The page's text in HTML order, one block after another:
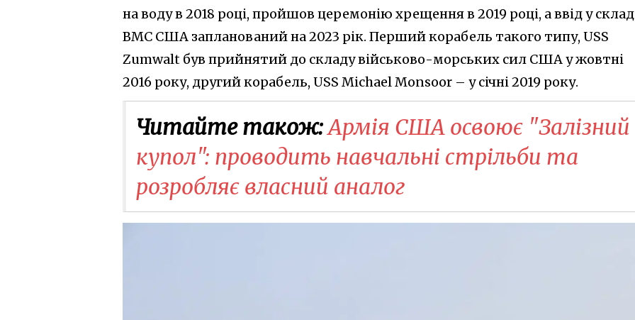
на воду в 2018 році, пройшов церемонію хрещення в 2019 році, а ввід у склад
ВМС США запланований на 2023 рік. Перший корабель такого типу, USS
Zumwalt був прийнятий до складу військово-морських сил США у жовтні
2016 року, другий корабель, USS Michael Monsoor – у січні 2019 року.
Читайте також:Армія США освоює "Залізний
купол": проводить навчальні стрільби та
розробляє власний аналог